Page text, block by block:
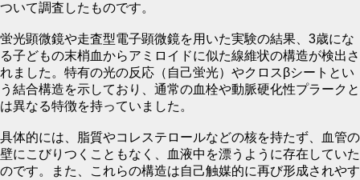
ついて調査したものです。
蛍光顕微鏡や走査型電子顕微鏡を用いた実験の結果、3歳にな
る子どもの末梢血からアミロイドに似た線維状の構造が検出さ
れました。特有の光の反応（自己蛍光）やクロスβシートとい
う結合構造を示しており、通常の血栓や動脈硬化性プラークと
は異なる特徴を持っていました。
具体的には、脂質やコレステロールなどの核を持たず、血管の
壁にこびりつくこともなく、血液中を漂うように存在していた
のです。また、これらの構造は自己触媒的に再び形成されやす